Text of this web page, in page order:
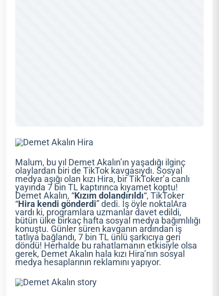
Malum, bu yıl Demet Akalın’ın yaşadığı ilginç
olaylardan biri de TikTok kavgasıydı. Sosyal
medya aşığı olan kızı Hira, bir TikToker’a canlı
yayında 7 bin TL kaptırınca kıyamet koptu!
Demet Akalın, “Kızım dolandırıldı“, TikToker
“Hira kendi gönderdi” dedi. İş öyle noktalAra
vardı ki, programlara uzmanlar davet edildi,
bütün ülke birkaç hafta sosyal medya bağımlılığı
konuştu. Günler süren kavganın ardından iş
tatlıya bağlandı, 7 bin TL ünlü şarkıcıya geri
döndü! Herhalde bu rahatlamanın etkisiyle olsa
gerek, Demet Akalın hala kızı Hira’nın sosyal
medya hesaplarının reklamını yapıyor.